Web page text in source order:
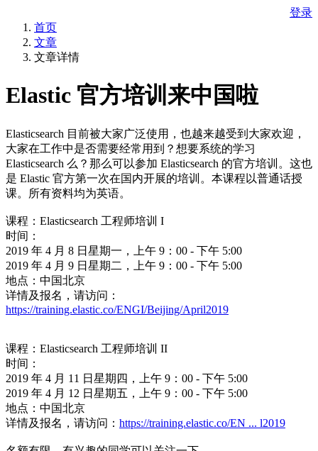
登录
首页
文章
文章详情
Elastic 官方培训来中国啦
Elasticsearch 目前被大家广泛使用，也越来越受到大家欢迎，
大家在工作中是否需要经常用到？想要系统的学习
Elasticsearch 么？那么可以参加 Elasticsearch 的官方培训。这也
是 Elastic 官方第一次在国内开展的培训。本课程以普通话授
课。所有资料均为英语。
课程：Elasticsearch 工程师培训 I
时间：
2019 年 4 月 8 日星期一，上午 9：00 - 下午 5:00
2019 年 4 月 9 日星期二，上午 9：00 - 下午 5:00
地点：中国北京
详情及报名，请访问：
https://training.elastic.co/ENGI/Beijing/April2019
课程：Elasticsearch 工程师培训 II
时间：
2019 年 4 月 11 日星期四，上午 9：00 - 下午 5:00
2019 年 4 月 12 日星期五，上午 9：00 - 下午 5:00
地点：中国北京
详情及报名，请访问： https://training.elastic.co/EN ... l2019